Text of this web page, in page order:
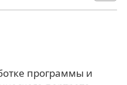
программы и